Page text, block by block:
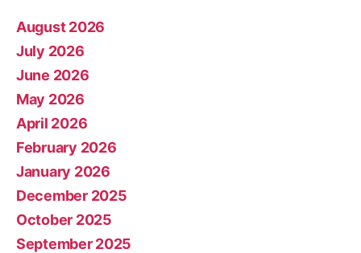
August 2026
July 2026
June 2026
May 2026
April 2026
February 2026
January 2026
December 2025
October 2025
September 2025